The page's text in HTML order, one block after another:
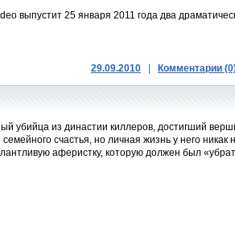
выпустит 25 января 2011 года два
29.09.2010 Комментарии
убийца из династии киллеров, достигший
семейного счастья, но личная жизнь у него
аферистку, которую должен был